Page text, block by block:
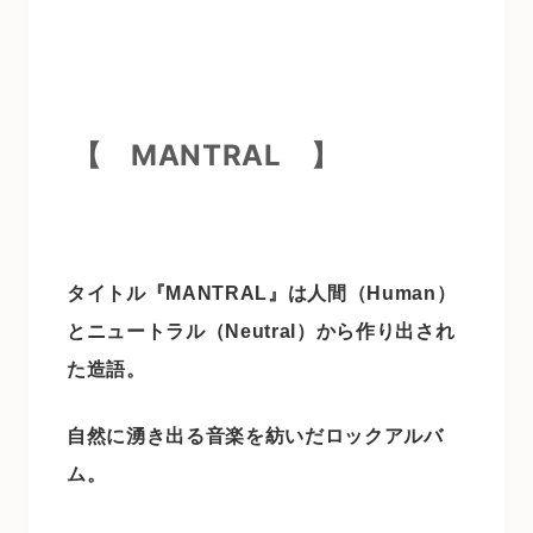
【 MANTRAL 】
タイトル『MANTRAL』は人間（Human）
とニュートラル（Neutral）から作り出され
た造語。
自然に湧き出る音楽を紡いだロックアルバ
ム。